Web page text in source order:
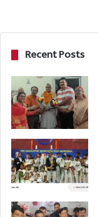
Recent Posts